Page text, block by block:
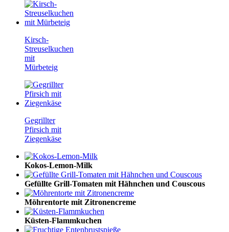
Kirsch-
Streuselkuchen
mit
Mürbeteig
Gegrillter
Pfirsich mit
Ziegenkäse
Kokos-Lemon-Milk
Gefüllte Grill-Tomaten mit Hähnchen und Couscous
Möhrentorte mit Zitronencreme
Küsten-Flammkuchen